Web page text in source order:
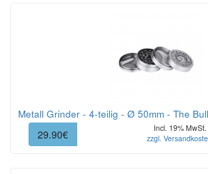
Metall Grinder - 4-teilig - Ø 50mm - The
29.90€
Incl. 19% MwSt.
zzgl.